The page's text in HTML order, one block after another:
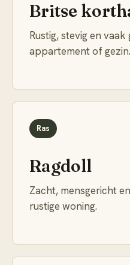
Britse
Rustig, stevig en
appartement of gezin.
Ras
Ragdoll
Zacht, mensgericht
rustige woning.